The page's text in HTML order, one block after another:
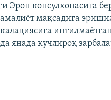
Эрон консулхонасига
мақсадига
янада кучлироқ